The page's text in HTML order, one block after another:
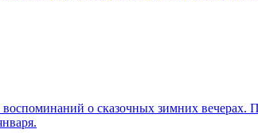
воспоминаний о сказочных зимних